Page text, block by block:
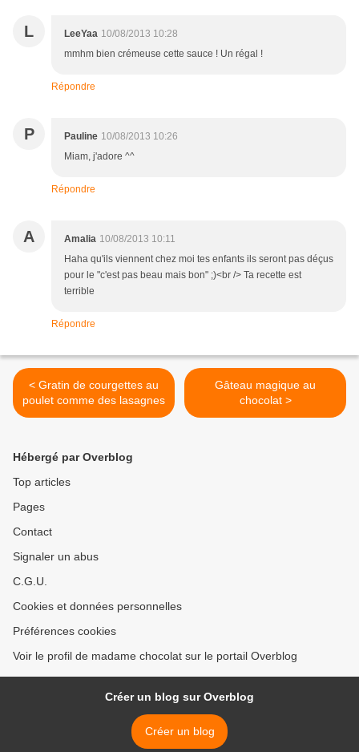
L LeeYaa 10/08/2013 10:28
mmhm bien crémeuse cette sauce ! Un régal !
Répondre
P Pauline 10/08/2013 10:26
Miam, j'adore ^^
Répondre
A Amalia 10/08/2013 10:11
Haha qu'ils viennent chez moi tes enfants ils seront pas déçus
pour le "c'est pas beau mais bon" ;)<br /> Ta recette est
terrible
Répondre
< Gratin de courgettes au
poulet comme des lasagnes
Gâteau magique au
chocolat >
Hébergé par Overblog
Top articles
Pages
Contact
Signaler un abus
C.G.U.
Cookies et données personnelles
Préférences cookies
Voir le profil de madame chocolat sur le portail Overblog
Créer un blog sur Overblog
Créer un blog